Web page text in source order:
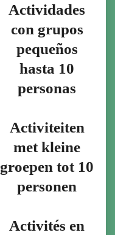
Actividades
con grupos
pequeños
hasta 10
personas
Activiteiten
met kleine
groepen tot 10
personen
Activités en